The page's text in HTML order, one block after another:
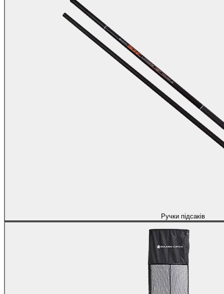
Ручки підсаків